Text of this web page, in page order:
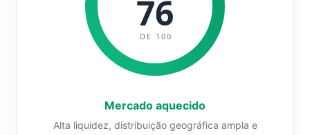
76
DE 100
Mercado aquecido
Alta liquidez, distribuição geográfica ampla e